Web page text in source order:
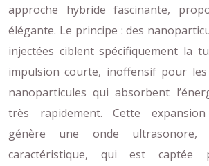
approche hybride fascinante,
élégante. Le principe : des
injectées ciblent spécifiquement la
impulsion courte, inoffensif pour les
nanoparticules qui absorbent
très rapidement. Cette expansion
génère une onde
caractéristique, qui est captée